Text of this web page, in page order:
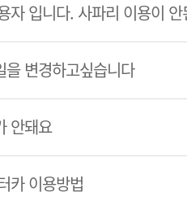
자 입니다. 사파리 이용이
을 변경하고싶습니다
안돼요
카 이용방법